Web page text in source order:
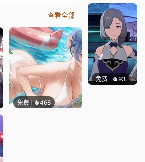
查看全部
免费 468
免费 93｡